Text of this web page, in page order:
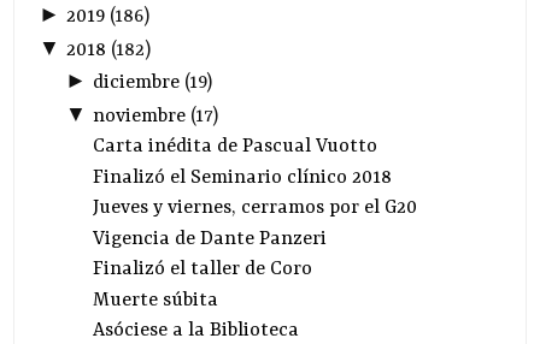
►2019 (186)
▼ 2018 (182)
► diciembre(19)
▼ noviembre(17)
Carta inédita de Pascual Vuotto
Finalizó el Seminario clínico 2018
Jueves y viernes, cerramos por el G20
Vigencia de Dante Panzeri
Finalizó el taller de Coro
Muerte súbita
Asóciese a la Biblioteca